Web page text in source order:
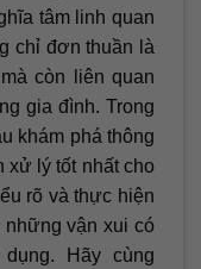
tâm linh quan
chỉ đơn thuần là
còn liên quan
gia đình. Trong
khám phá thông
xử lý tốt nhất cho
rõ và thực hiện
vận xui có
Hãy cùng